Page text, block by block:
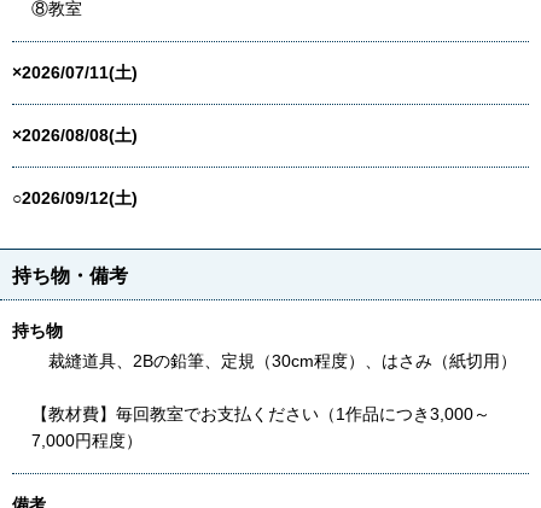
⑧教室
×2026/07/11(土)
×2026/08/08(土)
○2026/09/12(土)
持ち物・備考
持ち物
裁縫道具、2Bの鉛筆、定規（30cm程度）、はさみ（紙切用）
【教材費】毎回教室でお支払ください（1作品につき3,000～
7,000円程度）
備考